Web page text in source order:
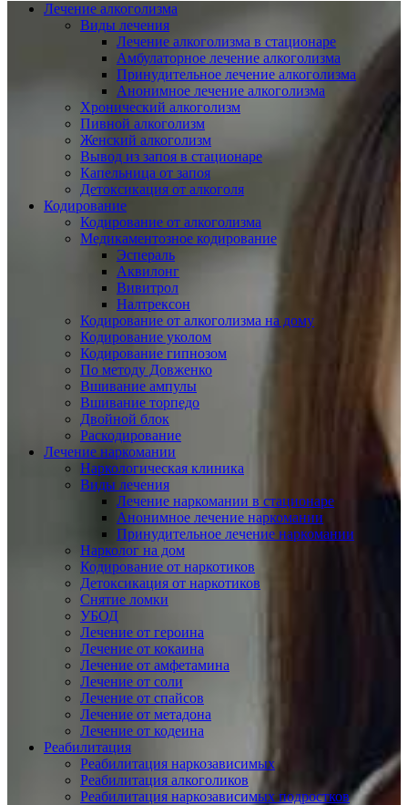
Лечение алкоголизма
Виды лечения
Лечение алкоголизма в стационаре
Амбулаторное лечение алкоголизма
Принудительное лечение алкоголизма
Анонимное лечение алкоголизма
Хронический алкоголизм
Пивной алкоголизм
Женский алкоголизм
Вывод из запоя в стационаре
Капельница от запоя
Детоксикация от алкоголя
Кодирование
Кодирование от алкоголизма
Медикаментозное кодирование
Эспераль
Аквилонг
Вивитрол
Налтрексон
Кодирование от алкоголизма на дому
Кодирование уколом
Кодирование гипнозом
По методу Довженко
Вшивание ампулы
Вшивание торпедо
Двойной блок
Раскодирование
Лечение наркомании
Наркологическая клиника
Виды лечения
Лечение наркомании в стационаре
Анонимное лечение наркомании
Принудительное лечение наркомании
Нарколог на дом
Кодирование от наркотиков
Детоксикация от наркотиков
Снятие ломки
УБОД
Лечение от героина
Лечение от кокаина
Лечение от амфетамина
Лечение от соли
Лечение от спайсов
Лечение от метадона
Лечение от кодеина
Реабилитация
Реабилитация наркозависимых
Реабилитация алкоголиков
Реабилитация наркозависимых подростков